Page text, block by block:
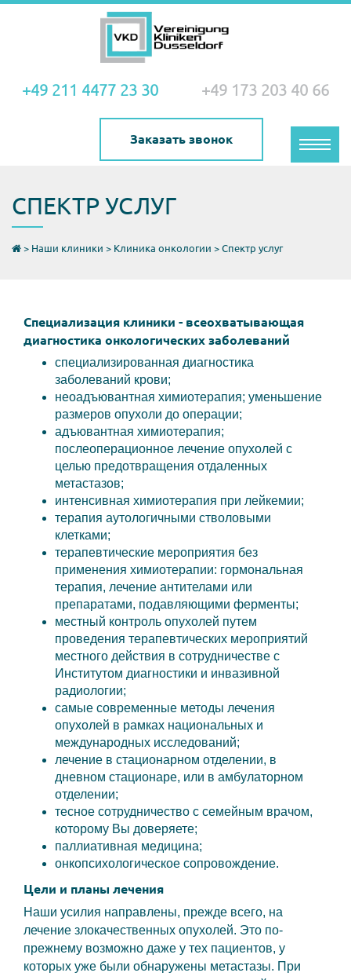
+49 211 4477 23 30 +49 173 203 40 66
Заказать звонок
Toggle
СПЕКТР УСЛУГ
> Наши клиники > Клиника онкологии > Спектр услуг
Специализация клиники - всеохватывающая
диагностика онкологических заболеваний
специализированная диагностика
заболеваний крови;
неоадъювантная химиотерапия; уменьшение
размеров опухоли до операции;
адъювантная химиотерапия;
послеоперационное лечение опухолей с
целью предотвращения отдаленных
метастазов;
интенсивная химиотерапия при лейкемии;
терапия аутологичными стволовыми
клетками;
терапевтические мероприятия без
применения химиотерапии: гормональная
терапия, лечение антителами или
препаратами, подавляющими ферменты;
местный контроль опухолей путем
проведения терапевтических мероприятий
местного действия в сотрудничестве с
Институтом диагностики и инвазивной
радиологии;
самые современные методы лечения
опухолей в рамках национальных и
международных исследований;
лечение в стационарном отделении, в
дневном стационаре, или в амбулаторном
отделении;
тесное сотрудничество с семейным врачом,
которому Вы доверяете;
паллиативная медицина;
онкопсихологическое сопровождение.
Цели и планы лечения
Наши усилия направлены, прежде всего, на
лечение злокачественных опухолей. Это по-
прежнему возможно даже у тех пациентов, у
которых уже были обнаружены метастазы. При